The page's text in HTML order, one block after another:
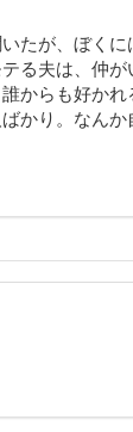
たが、ぼく
る夫は、仲
誰からも好か
かり。なん